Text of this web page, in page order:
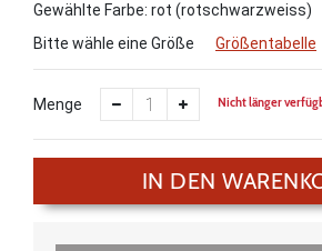
Gewählte Farbe: rot (rotschwarzweiss)
Bitte wähle eine Größe
Größentabelle
Menge Nicht länger
IN DEN